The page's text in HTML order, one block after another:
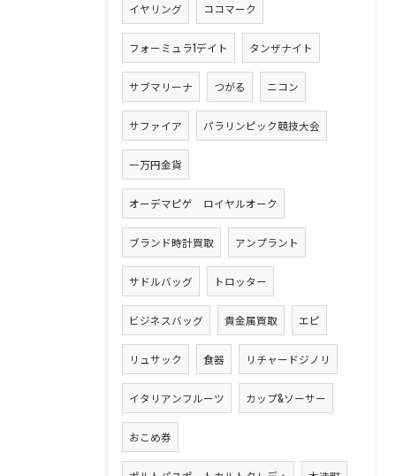
イヤリング ココマーク
フォーミュラ1デイト タンザナイト
サブマリーナ つがる ニコン
サファイア パラリンピック競技大会
一万円金貨
オーデマピゲ ロイヤルオーク
ブランド時計買取 アンプラント
サドルバッグ トロッター
ビジネスバッグ 貴金属買取 エピ
リュサック 食器 リチャードジノリ
イタリアンフルーツ カップ&ソーサー
おこめ券